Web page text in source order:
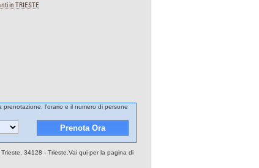
in TRIESTE
l'orario e il numero di persone
34128 - Trieste.Vai qui per la pagina di